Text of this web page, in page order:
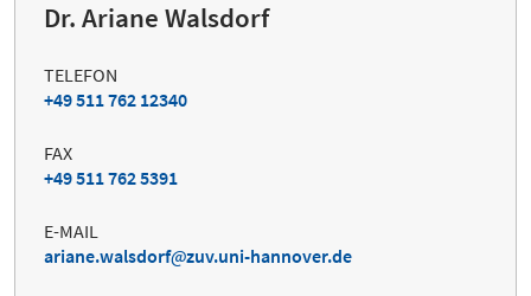
Dr. Ariane Walsdorf
TELEFON
+49 511 762 12340
FAX
+49 511 762 5391
E-MAIL
ariane.walsdorf
zuv.uni-hannover.de